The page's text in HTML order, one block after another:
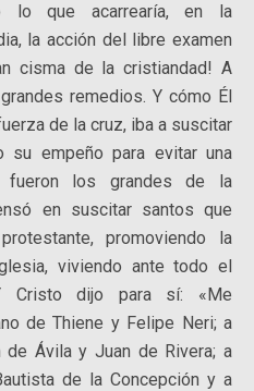
lo que acarrearía, en la
la acción del libre examen
cisma de la cristiandad! A
remedios. Y cómo Él
de la cruz, iba a suscitar
su empeño para evitar una
fueron los grandes de la
en suscitar santos que
promoviendo la
viviendo ante todo el
Cristo dijo para sí: «Me
de Thiene y Felipe Neri; a
de Ávila y Juan de Rivera; a
de la Concepción y a